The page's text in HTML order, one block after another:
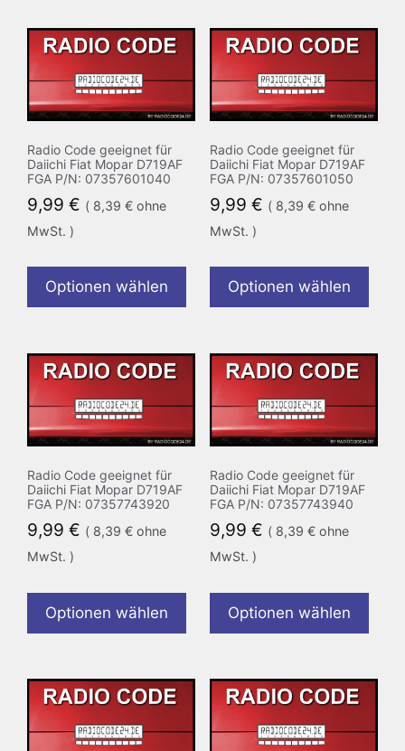
Radio Code geeignet für
Daiichi Fiat Mopar D719AF
FGA P/N: 07357601040
9,99 € ( 8,39 € ohne
MwSt. )
Optionen wählen
Radio Code geeignet für
Daiichi Fiat Mopar D719AF
FGA P/N: 07357601050
9,99 € ( 8,39 €ohne
MwSt. )
Optionen wählen
Radio Code geeignet für
Daiichi Fiat Mopar D719AF
FGA P/N: 07357743920
9,99 € ( 8,39 € ohne
MwSt. )
Optionen wählen
Radio Code geeignet für
Daiichi Fiat Mopar D719AF
FGA P/N: 07357743940
9,99 € ( 8,39 €ohne
MwSt. )
Optionen wählen